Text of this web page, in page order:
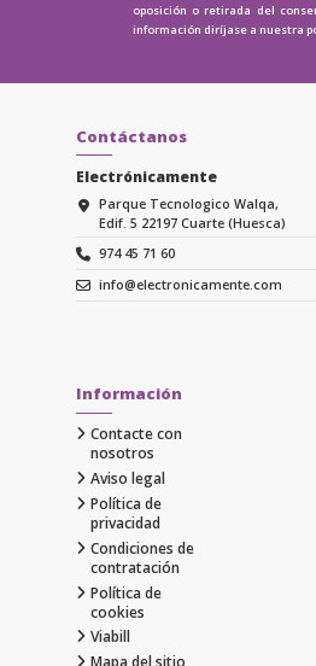
oposición o retirada del
información diríjase a nuestra
Contáctanos
Electrónicamente
Parque Tecnologico Walqa,
Edif. 5 22197 Cuarte (Huesca)
974 45 71 60
info@electronicamente.com
Información
Contacte con
nosotros
Aviso legal
Política de
privacidad
Condiciones de
contratación
Política de
cookies
Viabill